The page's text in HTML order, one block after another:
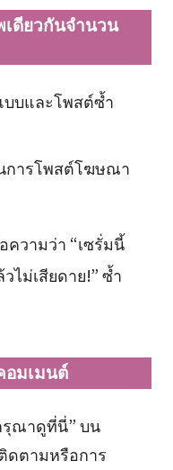
ดียวกันจำนวน
บและโพสต์ซ้ำ
การโพสต์โฆษณา
วามว่า “เซรั่มนี้
ไม่เสียดาย!” ซ้ำ
อมเมนต์
ณาดูที่นี่” บน
ดตามหรือการ